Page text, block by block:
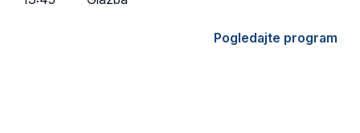
Pogledajte program